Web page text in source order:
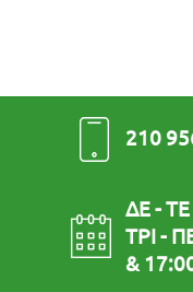
210
ΔΕ -
ΤΡΙ -
&